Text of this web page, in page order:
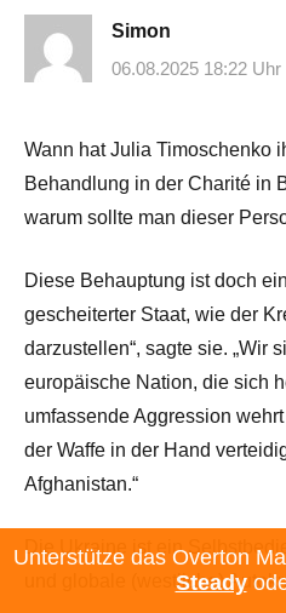
Simon
06.08.2025 18:22 Uhr
Wann hat Julia Timoschenko
Behandlung in der Charité in
warum sollte man dieser
Diese Behauptung ist doch
gescheiterter Staat, wie der
darzustellen“, sagte sie. „Wir
europäische Nation, die sich
umfassende Aggression
der Waffe in der Hand
Afghanistan.“
Die Ukraine ist ein
und globale (westliche)
Unterstütze das Overton
Steady